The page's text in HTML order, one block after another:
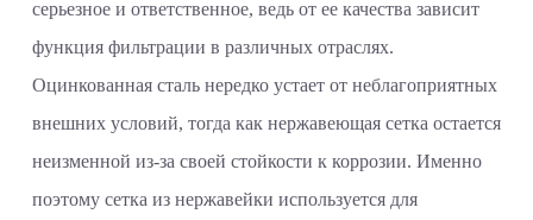
серьезное и ответственное, ведь от ее качества зависит
функция фильтрации в различных отраслях.
Оцинкованная сталь нередко устает от неблагоприятных
внешних условий, тогда как нержавеющая сетка остается
неизменной из-за своей стойкости к коррозии. Именно
поэтому сетка из нержавейки используется для